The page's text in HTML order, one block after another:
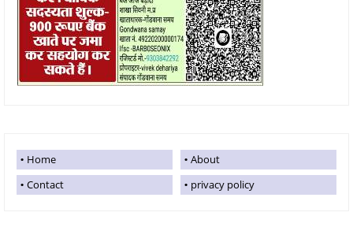
Home
About
Contact
privacy policy